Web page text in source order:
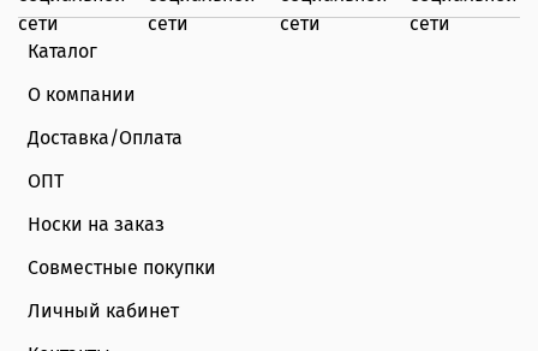
Каталог
О компании
Доставка/Оплата
ОПТ
Носки на заказ
Совместные покупки
Личный кабинет